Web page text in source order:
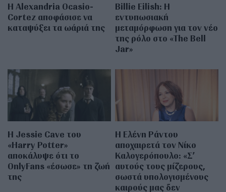
Η Alexandria Ocasio-
Cortez αποφάσισε να
καταψύξει τα ωάριά της
Billie Eilish: Η
εντυπωσιακή
μεταμόρφωση για τον νέο
της ρόλο στο «The Bell
Jar»
Η Jessie Cave του
«Harry Potter»
αποκάλυψε ότι το
OnlyFans «έσωσε» τη ζωή
της
Η Ελένη Ράντου
αποχαιρετά τον Νίκο
Καλογερόπουλο: «Σ’
αυτούς τους μίζερους,
σωστά υπολογισμένους
καιρούς μας δεν